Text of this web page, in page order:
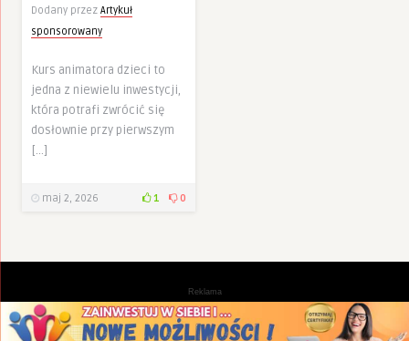
Dodany przez Artykuł
sponsorowany
Kurs animatora dzieci to
jedna z niewielu inwestycji,
która potrafi zwrócić się
dosłownie przy pierwszym
[…]
maj 2, 2026 1 0
Reklama